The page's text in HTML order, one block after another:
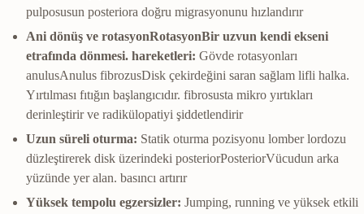
pulposusun posteriora doğru migrasyonunu hızlandırır
Ani dönüş ve rotasyonRotasyonBir uzvun kendi ekseni
etrafında dönmesi. hareketleri: Gövde rotasyonları
anulusAnulus fibrozusDisk çekirdeğini saran sağlam lifli halka.
Yırtılması fıtığın başlangıcıdır. fibrosusta mikro yırtıkları
derinleştirir ve radikülopatiyi şiddetlendirir
Uzun süreli oturma: Statik oturma pozisyonu lomber lordozu
düzleştirerek disk üzerindeki posteriorPosteriorVücudun arka
yüzünde yer alan. basıncı artırır
Yüksek tempolu egzersizler: Jumping, running ve yüksek etkili